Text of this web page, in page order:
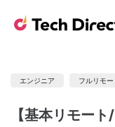
エンジニア フルリモー
【基本リモー